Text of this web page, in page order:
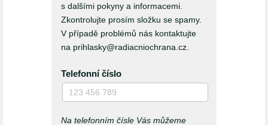
s dalšími pokyny a informacemi.
Zkontrolujte prosím složku se spamy.
V případě problémů nás kontaktujte
na prihlasky@radiacniochrana.cz.
Telefonní číslo
Na telefonním čísle Vás můžeme